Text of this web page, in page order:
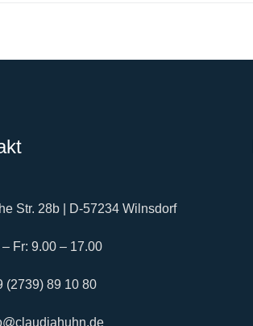
Str. 28b | D-57234 Wilnsdorf
– Fr: 9.00 – 17.00
(2739) 89 10 80